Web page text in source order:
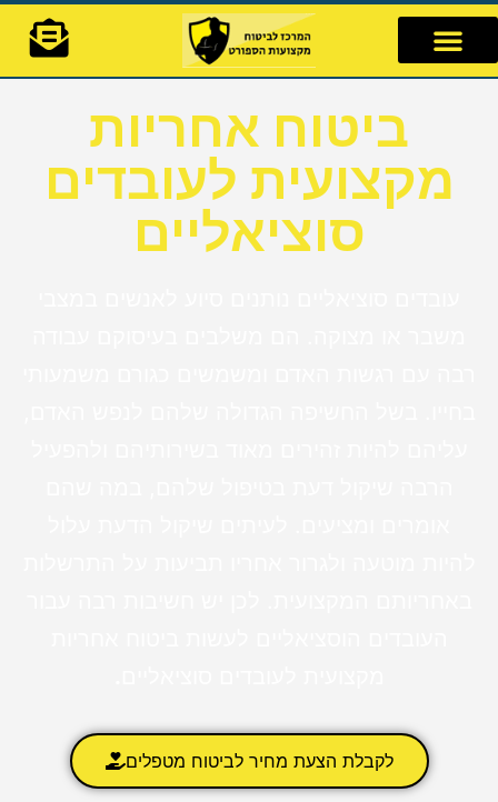
לתוכן
ביטוח אחריות
מקצועית לעובדים
סוציאליים
לקבלת הצעת מחיר לביטוח מטפלים